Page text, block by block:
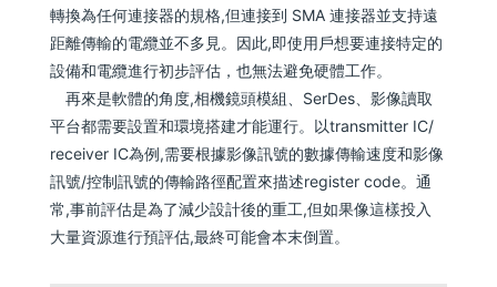
轉換為任何連接器的規格,但連接到 SMA 連接器並支持遠
距離傳輸的電纜並不多見。因此,即使用戶想要連接特定的
設備和電纜進行初步評估，也無法避免硬體工作。
再來是軟體的角度,相機鏡頭模組、SerDes、影像讀取
平台都需要設置和環境搭建才能運行。以transmitter IC/
receiver IC為例,需要根據影像訊號的數據傳輸速度和影像
訊號/控制訊號的傳輸路徑配置來描述register code。通
常,事前評估是為了減少設計後的重工,但如果像這樣投入
大量資源進行預評估,最終可能會本末倒置。